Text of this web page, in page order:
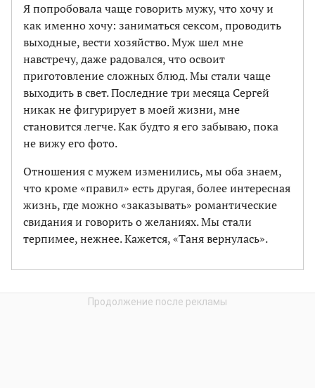
Я попробовала чаще говорить мужу, что хочу и
как именно хочу: заниматься сексом, проводить
выходные, вести хозяйство. Муж шел мне
навстречу, даже радовался, что освоит
приготовление сложных блюд. Мы стали чаще
выходить в свет. Последние три месяца Сергей
никак не фигурирует в моей жизни, мне
становится легче. Как будто я его забываю, пока
не вижу его фото.
Отношения с мужем изменились, мы оба знаем,
что кроме «правил» есть другая, более интересная
жизнь, где можно «заказывать» романтические
свидания и говорить о желаниях. Мы стали
терпимее, нежнее. Кажется, «Таня вернулась».